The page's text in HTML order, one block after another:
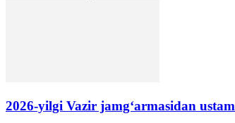
2026-yilgi Vazir jamgʻarmasidan